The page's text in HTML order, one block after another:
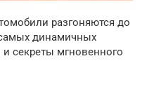
разгоняются до
динамичных
и секреты мгновенного